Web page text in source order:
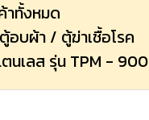
าทั้งหมด
บผ้า / ตู้ฆ่าเชื้อโรค
นเลส รุ่น TPM - 900